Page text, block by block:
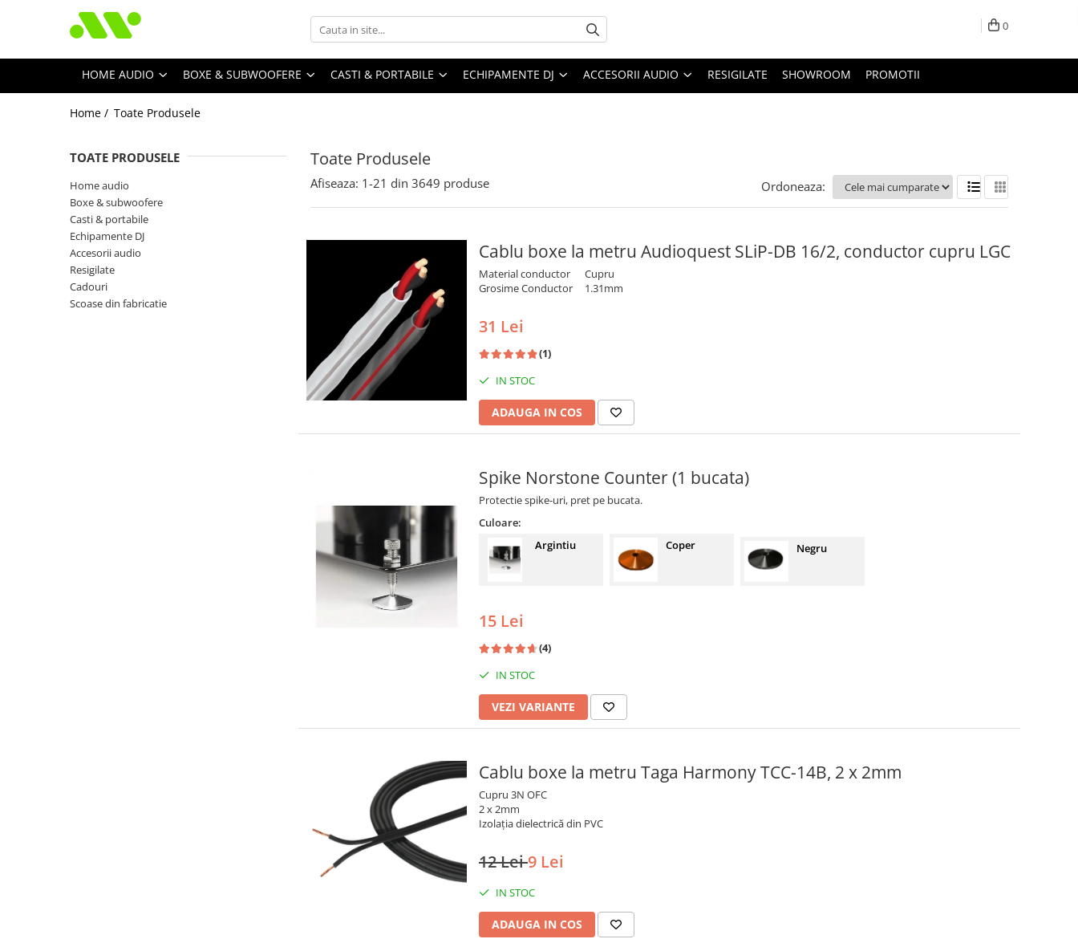
0
HOME AUDIO BOXE & SUBWOOFERE CASTI & PORTABILE ECHIPAMENTE DJ ACCESORII AUDIO RESIGILATE SHOWROOM PROMOTII
Home / Toate Produsele
Toate Produsele
TOATE PRODUSELE
Home audio
Boxe & subwoofere
Casti & portabile
Echipamente DJ
Accesorii audio
Resigilate
Cadouri
Scoase din fabricatie
Afiseaza: 1-21 din 3649 produse Ordoneaza:
Cablu boxe la metru Audioquest SLiP-DB 16/2, conductor cupru LGC
Material conductor
Cupru
Grosime Conductor 1.31mm
31 Lei
(1)
IN STOC
ADAUGA IN COS
Spike Norstone Counter (1 bucata)
Protectie spike-uri, pret pe bucata.
Culoare:
Argintiu
Coper Negru
15 Lei
(4)
IN STOC
VEZI VARIANTE
Cablu boxe la metru Taga Harmony TCC-14B, 2 x 2mm
Cupru 3N OFC
2 x 2mm
Izolația dielectrică din PVC
12 Lei9 Lei
IN STOC
ADAUGA IN COS